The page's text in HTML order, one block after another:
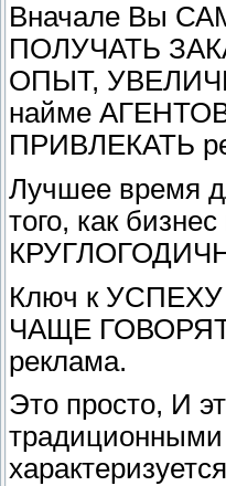
Вначале Вы
ПОЛУЧАТЬ
ОПЫТ,
найме
ПРИВЛЕКАТЬ
Лучшее время
того, как
Ключ к УСПЕХУ
ЧАЩЕ ГОВОРЯТ
реклама.
Это просто, И